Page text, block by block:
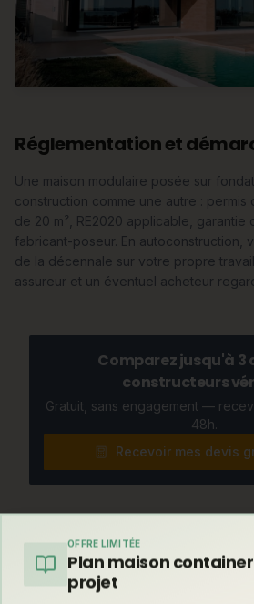
Réglementation et
Une maison modulaire posée sur
construction comme une autre : permis
de 20 m², RE2020 applicable,
fabricant-poseur. En autoconstruction,
de la décennale sur votre propre
assureur et un éventuel acheteur
Comparez jusqu'à 3
constructeurs
Gratuit, sans engagement —
48h.
Recevoir mes devis
Et par rapport à une
Avant de trancher, comparez avec la
souvent la plus rapide du marché :
OFFRE LIMITÉE
Plan maison
projet